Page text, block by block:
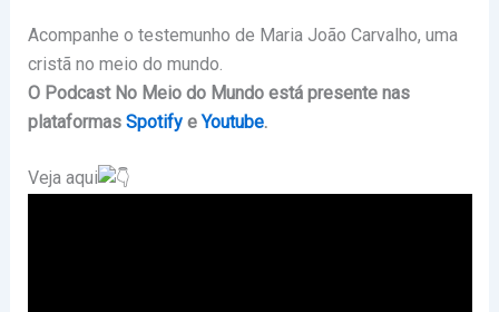
Acompanhe o testemunho de Maria João Carvalho, uma
cristã no meio do mundo.
O Podcast No Meio do Mundo está presente nas
plataformasSpotifyeYoutube.
Veja aqui